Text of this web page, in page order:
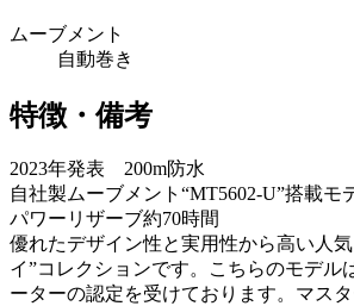
ムーブメント
自動巻き
特徴・備考
2023年発表 200m防水
自社製ムーブメント“MT5602-U”搭載モ
パワーリザーブ約70時間
優れたデザイン性と実用性から高い人
イ”コレクションです。こちらのモデル
ーターの認定を受けております。マス